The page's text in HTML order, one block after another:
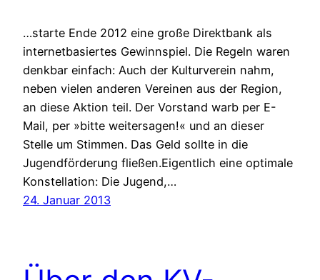
…starte Ende 2012 eine große Direktbank als
internetbasiertes Gewinnspiel. Die Regeln waren
denkbar einfach: Auch der Kulturverein nahm,
neben vielen anderen Vereinen aus der Region,
an diese Aktion teil. Der Vorstand warb per E-
Mail, per »bitte weitersagen!« und an dieser
Stelle um Stimmen. Das Geld sollte in die
Jugendförderung fließen.Eigentlich eine optimale
Konstellation: Die Jugend,…
24. Januar 2013